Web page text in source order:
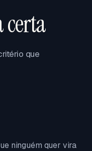
certa
que
ninguém quer vira